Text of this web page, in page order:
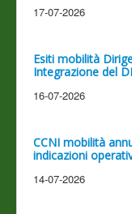
17-07-2026
Esiti mobilità
Integrazione del
16-07-2026
CCNI mobilità
indicazioni
14-07-2026